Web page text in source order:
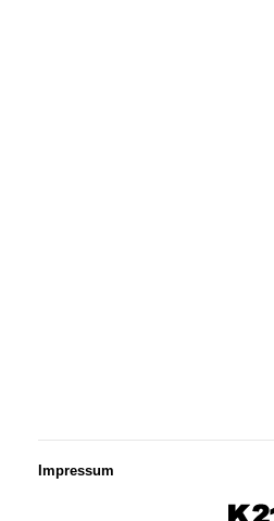
Impressum